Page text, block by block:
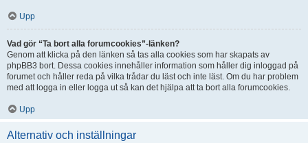
Upp
Vad gör “Ta bort alla forumcookies”-länken?
Genom att klicka på den länken så tas alla cookies som har skapats av
phpBB3 bort. Dessa cookies innehåller information som håller dig inloggad på
forumet och håller reda på vilka trådar du läst och inte läst. Om du har problem
med att logga in eller logga ut så kan det hjälpa att ta bort alla forumcookies.
Upp
Alternativ och inställningar